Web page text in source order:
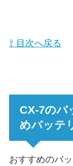
⇧ 目次へ戻る
CX-7のバ
めバッテ
おすすめのバ